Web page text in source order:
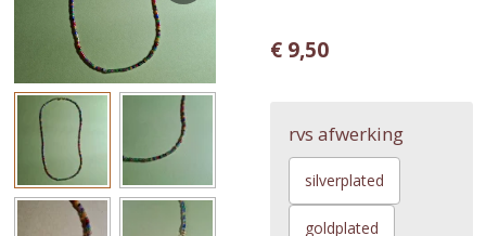
€ 9,50
rvs afwerking
silverplated
goldplated